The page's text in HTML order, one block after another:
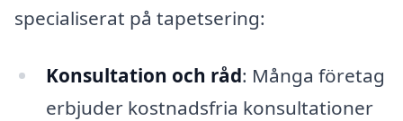
specialiserat på tapetsering:
Konsultation och råd: Många företag
erbjuder kostnadsfria konsultationer